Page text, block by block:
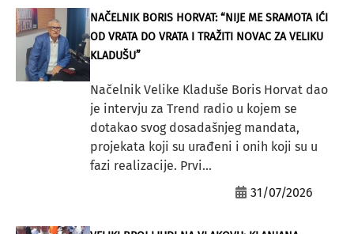
NAČELNIK BORIS HORVAT: “NIJE ME SRAMOTA IĆI
OD VRATA DO VRATA I TRAŽITI NOVAC ZA VELIKU
KLADUŠU”
Načelnik Velike Kladuše Boris Horvat dao
je intervju za Trend radio u kojem se
dotakao svog dosadašnjeg mandata,
projekata koji su urađeni i onih koji su u
fazi realizacije. Prvi...
31/07/2026